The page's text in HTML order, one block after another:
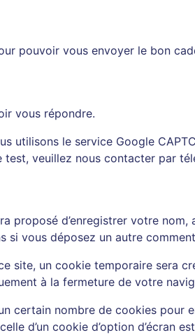
pouvoir vous envoyer le bon
vous répondre.
utilisons le service Google
veuillez nous contacter par
proposé d’enregistrer votre
vous déposez un autre
site, un cookie temporaire sera
à la fermeture de votre
certain nombre de cookies pour
d’un cookie d’option d’écran